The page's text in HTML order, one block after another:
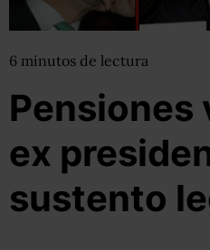
6 minutos de lectura
Pensiones
ex
sustento